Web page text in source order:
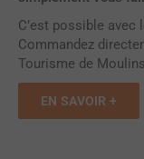
C’est possible avec
Commandez
Tourisme de
EN SAVOIR +